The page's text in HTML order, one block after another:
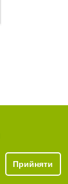
Прийняти